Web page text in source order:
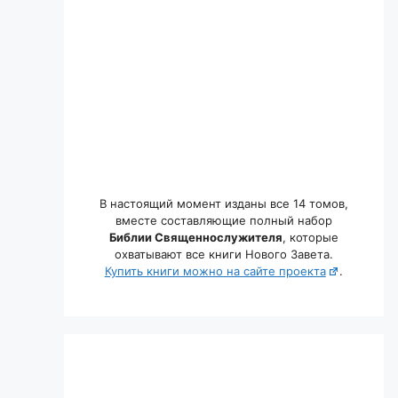
В настоящий момент изданы все 14 томов,
вместе составляющие полный набор
Библии Священнослужителя, которые
охватывают все книги Нового Завета.
Купить книги можно на сайте проекта
.